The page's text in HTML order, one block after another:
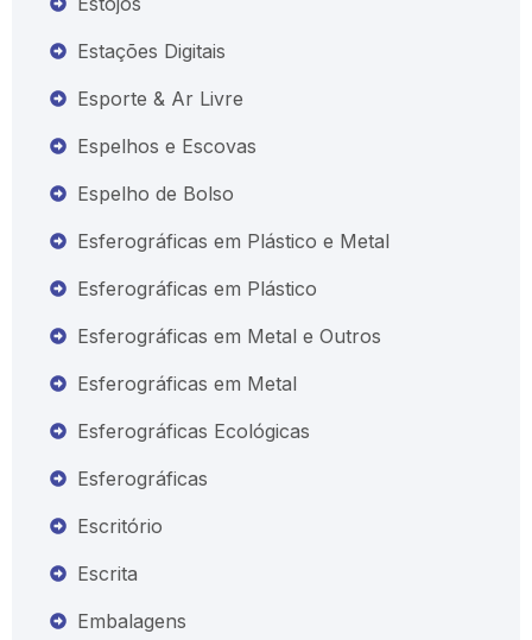
Estações Digitais
Esporte & Ar Livre
Espelhos e Escovas
Espelho de Bolso
Esferográficas em Plástico e Metal
Esferográficas em Plástico
Esferográficas em Metal e Outros
Esferográficas em Metal
Esferográficas Ecológicas
Esferográficas
Escritório
Escrita
Embalagens